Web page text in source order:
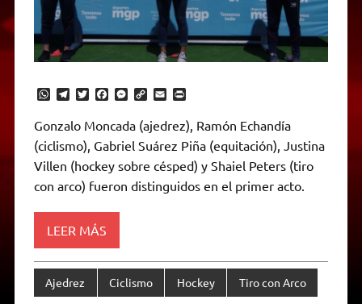
W
t
s
A
p
p
T
l
e
g
r
a
m
T
i
t
t
e
r
F
e
b
o
k
M
s
s
e
n
g
e
C
p
y
L
n
k
E
a
i
l
P
i
n
t
F
r
i
Gonzalo Moncada (ajedrez), Ramón Echandía
(ciclismo), Gabriel Suárez Piña (equitación), Justina
Villen (hockey sobre césped) y Shaiel Peters (tiro
con arco) fueron distinguidos en el primer acto.
LEER MÁS
Ajedrez Ciclismo Hockey Tiro con Arco